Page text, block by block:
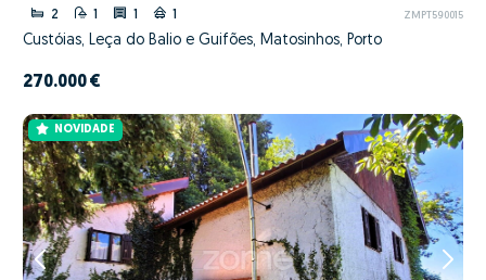
2 1 1 1 ZMPT590015
Custóias, Leça do Balio e Guifões, Matosinhos, Porto
270.000 €
NOVIDADE